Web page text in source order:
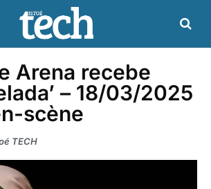
Arena recebe
– 18/03/2025
scène
TECH